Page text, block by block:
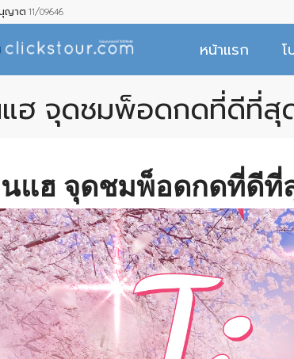
ญาต 11/09646
หน้าแรก โ
ฮ จุดชมพ็อดกดที่ดีที่สุ
แฮ จุดชมพ็อดกดที่ดีที่